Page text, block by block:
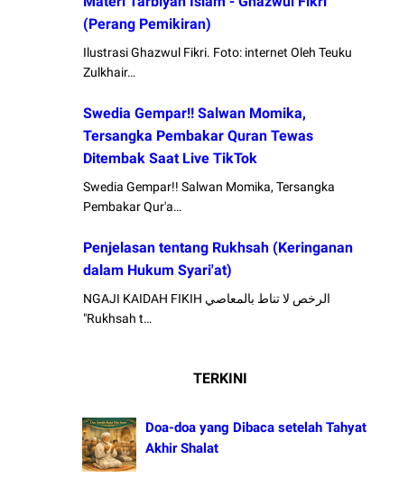
(Perang Pemikiran)
Ilustrasi Ghazwul Fikri. Foto: internet Oleh Teuku
Zulkhair…
Swedia Gempar!! Salwan Momika,
Tersangka Pembakar Quran Tewas
Ditembak Saat Live TikTok
Swedia Gempar!! Salwan Momika, Tersangka
Pembakar Qur'a…
Penjelasan tentang Rukhsah (Keringanan
dalam Hukum Syari'at)
NGAJI KAIDAH FIKIH الرخص لا تناط بالمعاصي
"Rukhsah t…
TERKINI
Doa-doa yang Dibaca setelah Tahyat
Akhir Shalat